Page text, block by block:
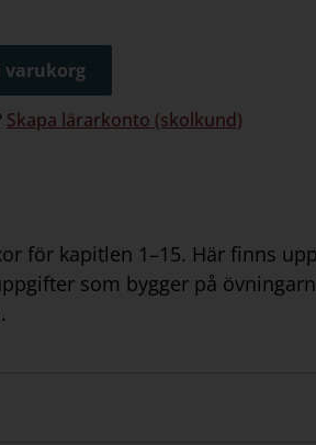
varukorg
Skapa lärarkonto (skolkund)
för kapitlen 1–15. Här finns
som bygger på